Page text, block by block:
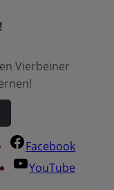
Vierbeiner
Facebook
YouTube